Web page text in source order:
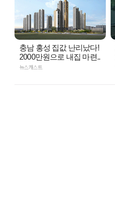
충남 홍성 집값 난리났다!
2000만원으로 내집 마련..
뉴스캐스트